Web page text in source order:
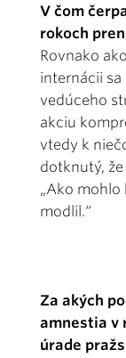
V čom
rokoch
Rovnako
internácii sa
vedúceho
akciu
vtedy k
dotknutý,
„Ako mohlo
modlil.“
Za akých
amnestia v
úrade